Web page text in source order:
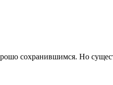
сохранившимся. Но